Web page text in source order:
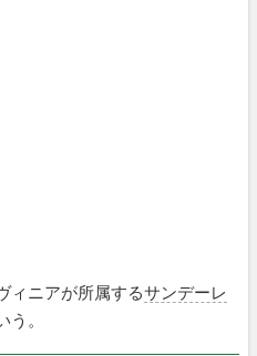
ィニアが所属するサンデーレ
。